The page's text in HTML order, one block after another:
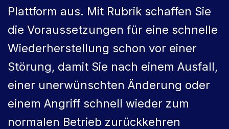
Plattform aus. Mit Rubrik schaffen Sie
die Voraussetzungen für eine schnelle
Wiederherstellung schon vor einer
Störung, damit Sie nach einem Ausfall,
einer unerwünschten Änderung oder
einem Angriff schnell wieder zum
normalen Betrieb zurückkehren